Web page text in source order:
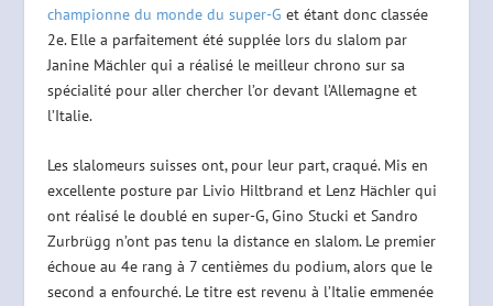
championne du monde du super-G et étant donc classée
2e. Elle a parfaitement été supplée lors du slalom par
Janine Mächler qui a réalisé le meilleur chrono sur sa
spécialité pour aller chercher l’or devant l’Allemagne et
l’Italie.
Les slalomeurs suisses ont, pour leur part, craqué. Mis en
excellente posture par Livio Hiltbrand et Lenz Hächler qui
ont réalisé le doublé en super-G, Gino Stucki et Sandro
Zurbrügg n’ont pas tenu la distance en slalom. Le premier
échoue au 4e rang à 7 centièmes du podium, alors que le
second a enfourché. Le titre est revenu à l’Italie emmenée